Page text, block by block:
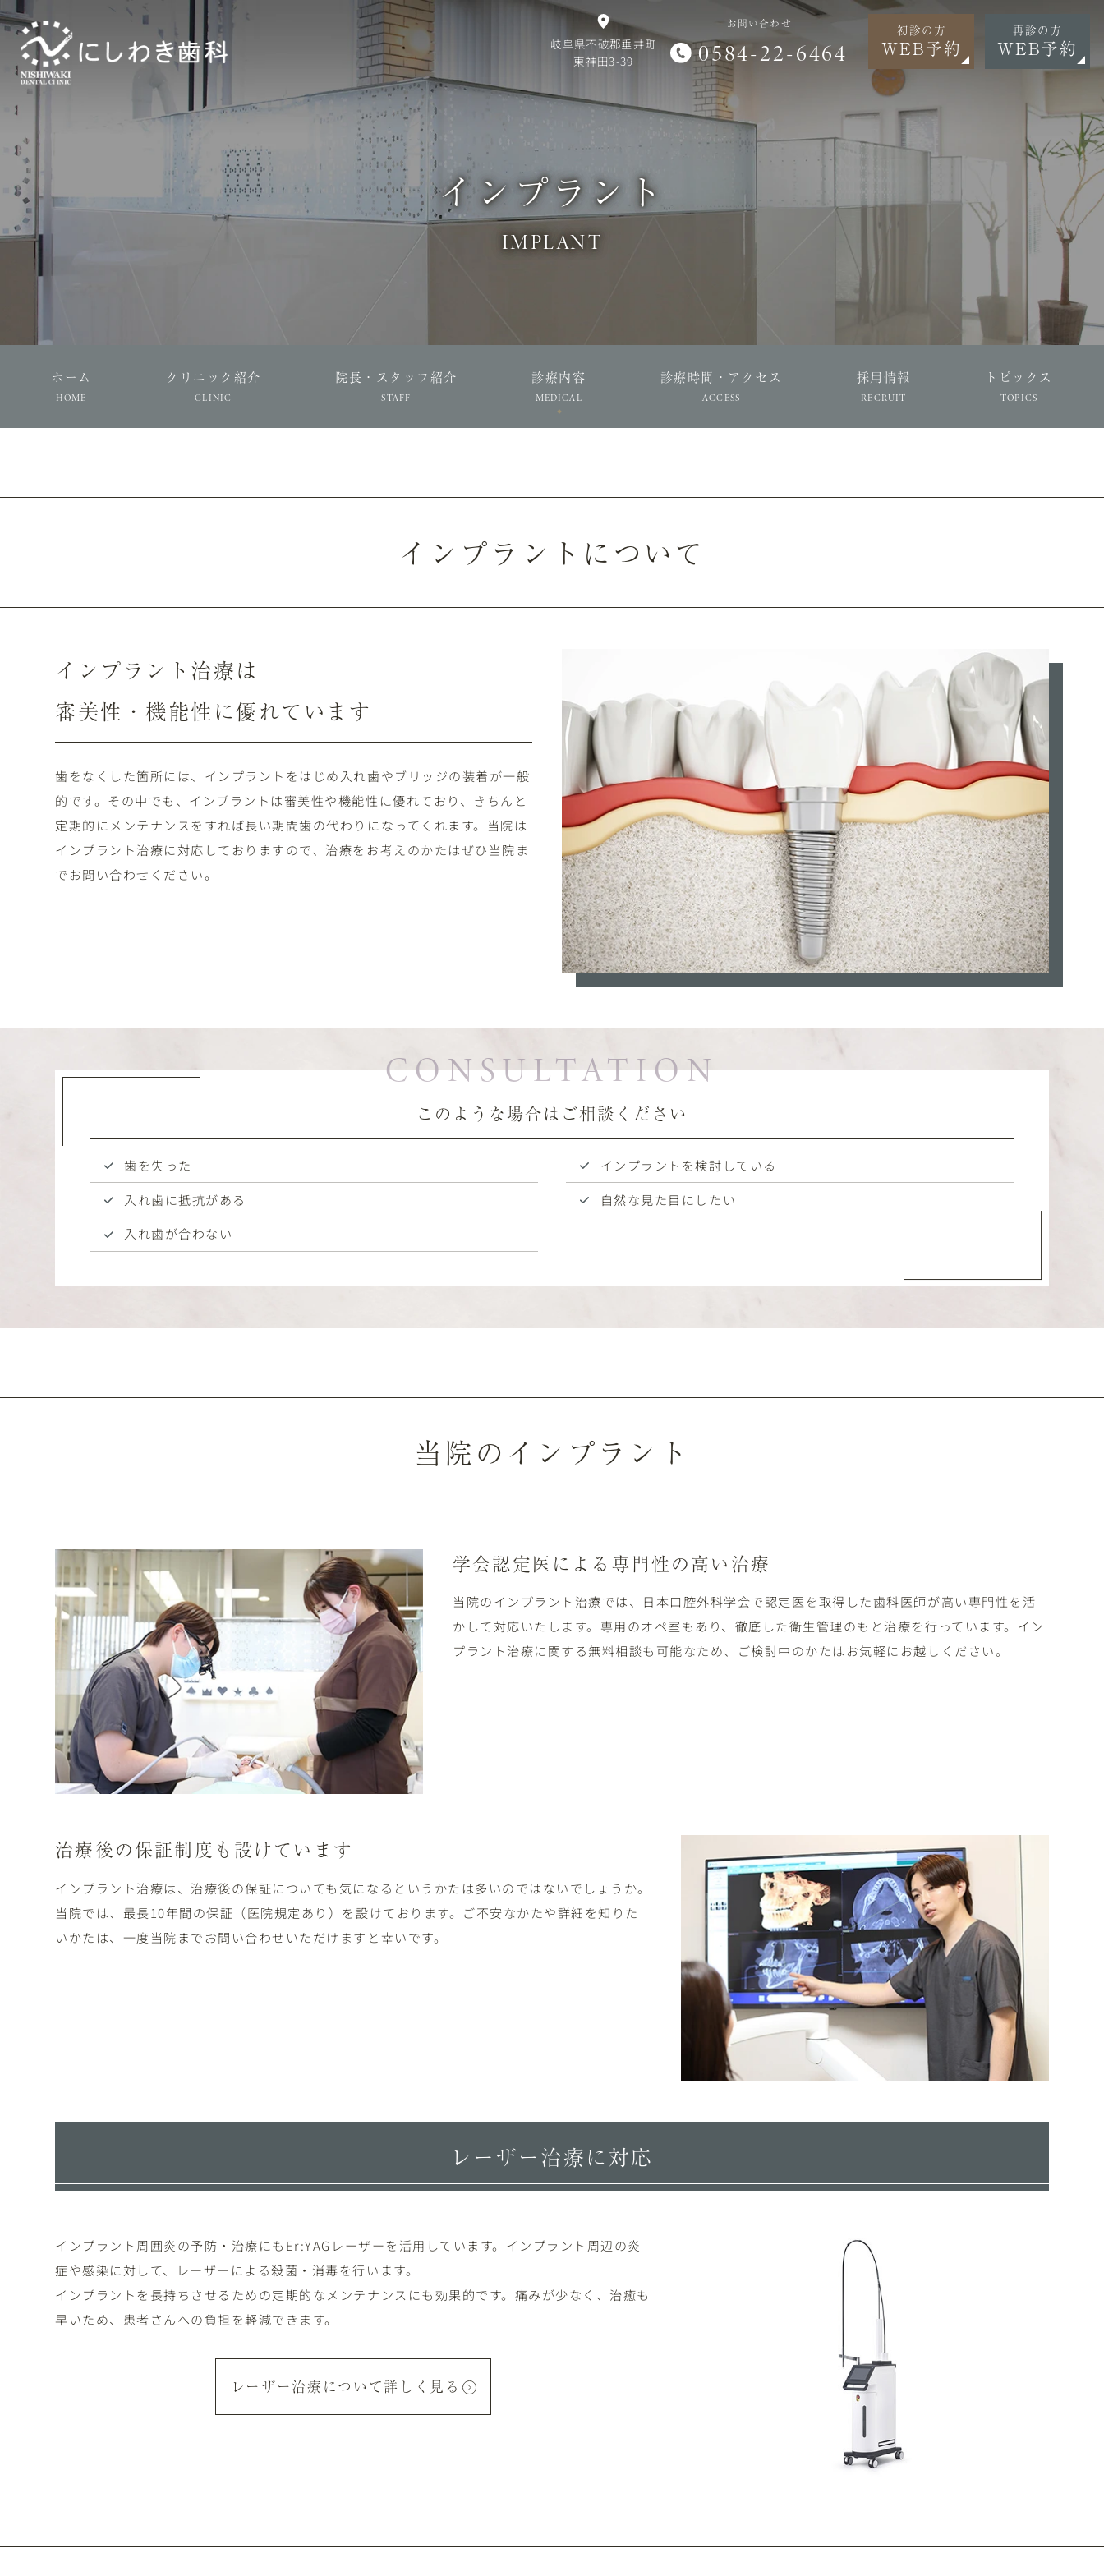
岐阜県不破郡垂井町
東神田3-39
お問い合わせ
0584-22-6464
初診の方
WEB予約
再診の方
WEB予約
インプラント
IMPLANT
ホーム
HOME
クリニック紹介
CLINIC
院長・スタッフ紹介
STAFF
診療内容
MEDICAL
診療時間・アクセス
ACCESS
採用情報
RECRUIT
トピックス
TOPICS
インプラントについて
インプラント治療は
審美性・機能性に優れています
歯をなくした箇所には、インプラントをはじめ入れ歯やブリッジの装着が一般
的です。その中でも、インプラントは審美性や機能性に優れており、きちんと
定期的にメンテナンスをすれば長い期間歯の代わりになってくれます。当院は
インプラント治療に対応しておりますので、治療をお考えのかたはぜひ当院ま
でお問い合わせください。
CONSULTATION
このような場合はご相談ください
歯を失った
インプラントを検討している
入れ歯に抵抗がある
自然な見た目にしたい
入れ歯が合わない
当院のインプラント
学会認定医による専門性の高い治療
当院のインプラント治療では、日本口腔外科学会で認定医を取得した歯科医師が高い専門性を活
かして対応いたします。専用のオペ室もあり、徹底した衛生管理のもと治療を行っています。イン
プラント治療に関する無料相談も可能なため、ご検討中のかたはお気軽にお越しください。
治療後の保証制度も設けています
インプラント治療は、治療後の保証についても気になるというかたは多いのではないでしょうか。
当院では、最長10年間の保証（医院規定あり）を設けております。ご不安なかたや詳細を知りた
いかたは、一度当院までお問い合わせいただけますと幸いです。
レーザー治療に対応
インプラント周囲炎の予防・治療にもEr:YAGレーザーを活用しています。インプラント周辺の炎
症や感染に対して、レーザーによる殺菌・消毒を行います。
インプラントを長持ちさせるための定期的なメンテナンスにも効果的です。痛みが少なく、治癒も
早いため、患者さんへの負担を軽減できます。
レーザー治療について詳しく見る